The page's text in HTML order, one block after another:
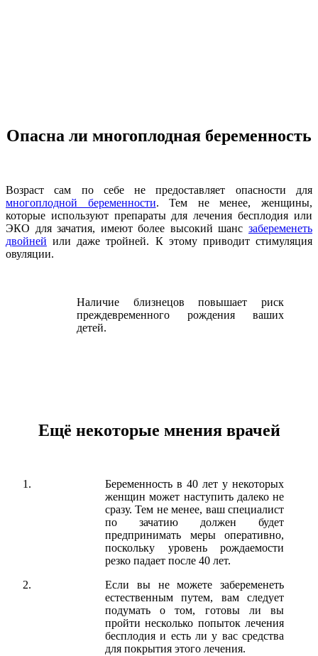
Опасна ли многоплодная беременность
Возраст сам по себе не предоставляет опасности для
многоплодной беременности. Тем не менее, женщины,
которые используют препараты для лечения бесплодия или
ЭКО для зачатия, имеют более высокий шанс забеременеть
двойней или даже тройней. К этому приводит стимуляция
овуляции.
Наличие близнецов повышает риск
преждевременного рождения ваших
детей.
Ещё некоторые мнения врачей
Беременность в 40 лет у некоторых
женщин может наступить далеко не
сразу. Тем не менее, ваш специалист
по зачатию должен будет
предпринимать меры оперативно,
поскольку уровень рождаемости
резко падает после 40 лет.
Если вы не можете забеременеть
естественным путем, вам следует
подумать о том, готовы ли вы
пройти несколько попыток лечения
бесплодия и есть ли у вас средства
для покрытия этого лечения.